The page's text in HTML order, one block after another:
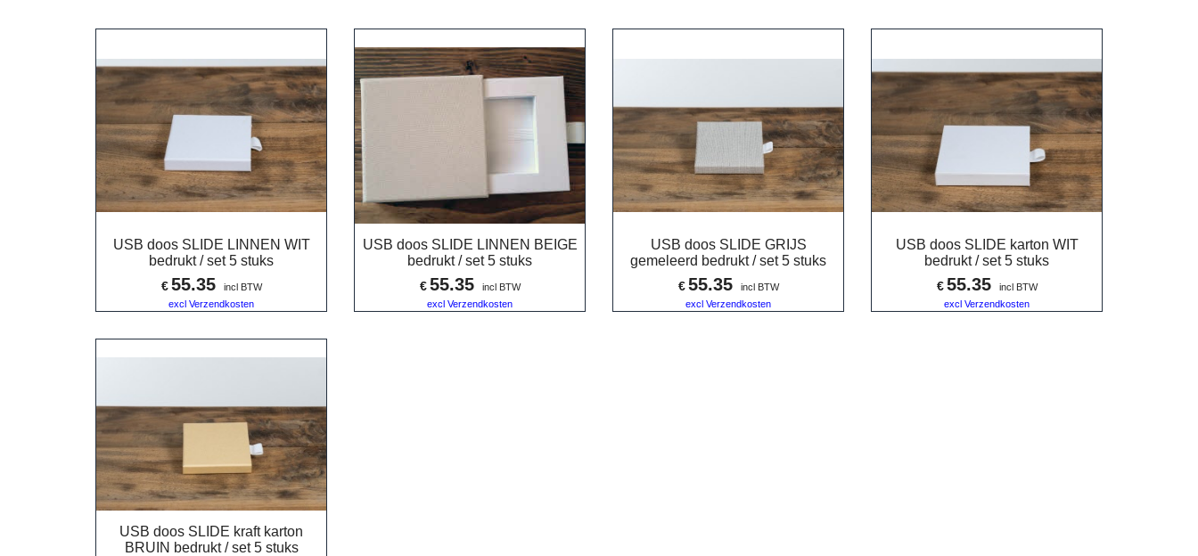
USB doos SLIDE LINNEN WIT
bedrukt / set 5 stuks
€ 55.35
incl BTW
excl Verzendkosten
USB doos SLIDE LINNEN BEIGE
bedrukt / set 5 stuks
€ 55.35
incl BTW
excl Verzendkosten
USB doos SLIDE GRIJS
gemeleerd bedrukt / set 5 stuks
€ 55.35
incl BTW
excl Verzendkosten
USB doos SLIDE karton WIT
bedrukt / set 5 stuks
€ 55.35
incl BTW
excl Verzendkosten
USB doos SLIDE kraft karton
BRUIN bedrukt / set 5 stuks